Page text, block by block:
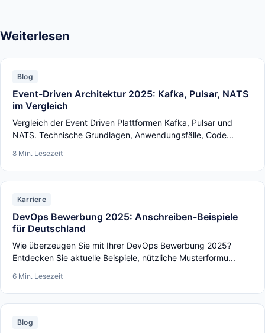
Weiterlesen
Blog
Event-Driven Architektur 2025: Kafka, Pulsar, NATS
im Vergleich
Vergleich der Event Driven Plattformen Kafka, Pulsar und
NATS. Technische Grundlagen, Anwendungsfälle, Code...
8 Min. Lesezeit
Karriere
DevOps Bewerbung 2025: Anschreiben-Beispiele
für Deutschland
Wie überzeugen Sie mit Ihrer DevOps Bewerbung 2025?
Entdecken Sie aktuelle Beispiele, nützliche Musterformu...
6 Min. Lesezeit
Blog